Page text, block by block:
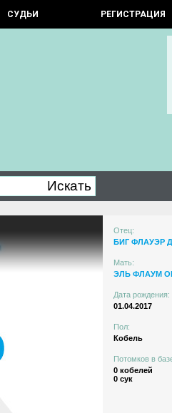
СУДЬИ РЕГИСТРАЦИЯ
Отец:
БИГ ФЛАУЭР
Мать:
ЭЛЬ ФЛАУМ
Дата рождения:
01.04.2017
Пол:
Кобель
Потомков в
0 кобелей
0 сук